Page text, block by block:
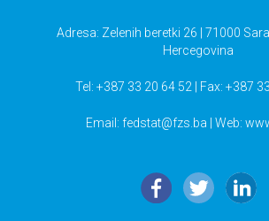
Adresa: Zelenih beretki 26 | 71000
Hercegovina
Tel: +387 33 20 64 52 | Fax: +387
Email: fedstat@fzs.ba | Web: